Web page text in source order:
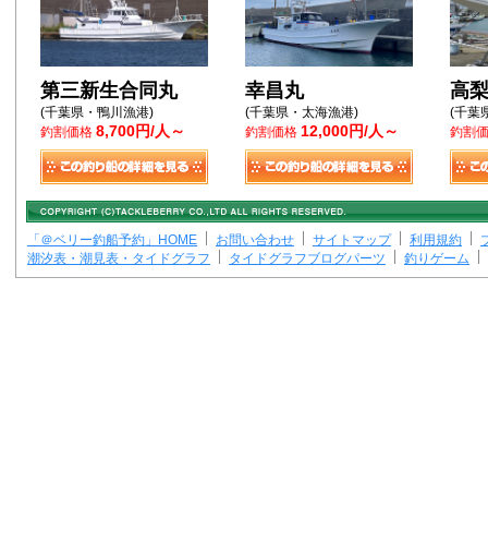
第三新生合同丸
(千葉県・鴨川漁港)
釣割価格 8,700円/人～
幸昌丸
(千葉県・太海漁港)
釣割価格 12,000円/人～
高
(千葉
釣割
「＠ベリー釣船予約」HOME お問い合わせ サイトマップ 利用規約
潮汐表・潮見表・タイドグラフ
タイドグラフブログパーツ 釣りゲーム